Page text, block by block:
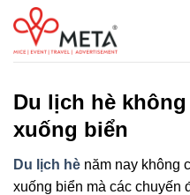
Chuyển
đến
nội
Du lịch hè
xuống biển
Du lịch hè năm nay không
xuống biển mà các chuyến